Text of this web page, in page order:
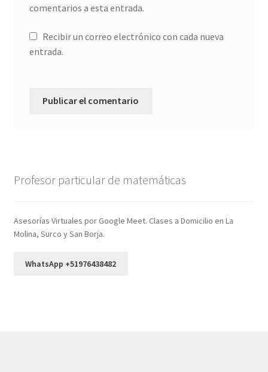
comentarios a esta entrada.
Recibir un correo electrónico con cada nueva
entrada.
Profesor particular de matemáticas
Asesorías Virtuales por Google Meet. Clases a Domicilio en La
Molina, Surco y San Borja.
WhatsApp +51976438482